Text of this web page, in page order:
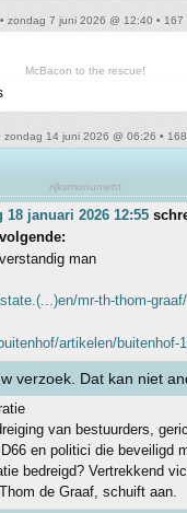
• zondag 7 juni 2026 @ 12:40 • 167
McBacon to the rescue!
zondag 14 juni 2026 @ 06:26 • 168
rijksmonument
18 januari 2026 12:55
man
mr-th-thom-graaf/
artikelen/buitenhof-
verzoek. Dat kan niet
van bestuurders,
en politici die beveiligd
bedreigd? Vertrekkend
de Graaf, schuift aan.